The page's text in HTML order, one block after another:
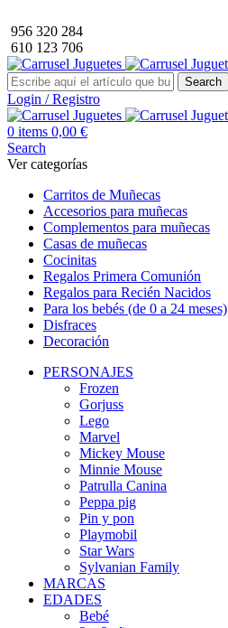
956 320 284
610 123 706
Search
Login / Registro
0 items 0,00 €
Search
Ver categorías
Carritos de Muñecas
Accesorios para muñecas
Complementos para muñecas
Casas de muñecas
Cocinitas
Regalos Primera Comunión
Regalos para Recién Nacidos
Para los bebés (de 0 a 24 meses)
Disfraces
Decoración
PERSONAJES
Frozen
Gorjuss
Lego
Marvel
Mickey Mouse
Minnie Mouse
Patrulla Canina
Peppa pig
Pin y pon
Playmobil
Star Wars
Sylvanian Family
MARCAS
EDADES
Bebé